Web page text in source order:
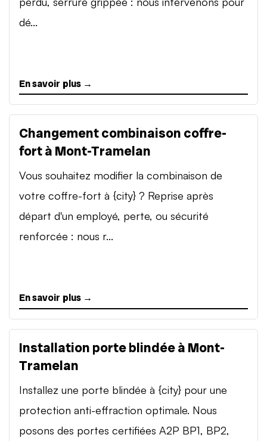
dé...
En savoir plus →
Changement combinaison coffre-
fort à Mont-Tramelan
Vous souhaitez modifier la combinaison de
votre coffre-fort à {city} ? Reprise après
départ d'un employé, perte, ou sécurité
renforcée : nous r...
En savoir plus →
Installation porte blindée à Mont-
Tramelan
Installez une porte blindée à {city} pour une
protection anti-effraction optimale. Nous
posons des portes certifiées A2P BP1, BP2,